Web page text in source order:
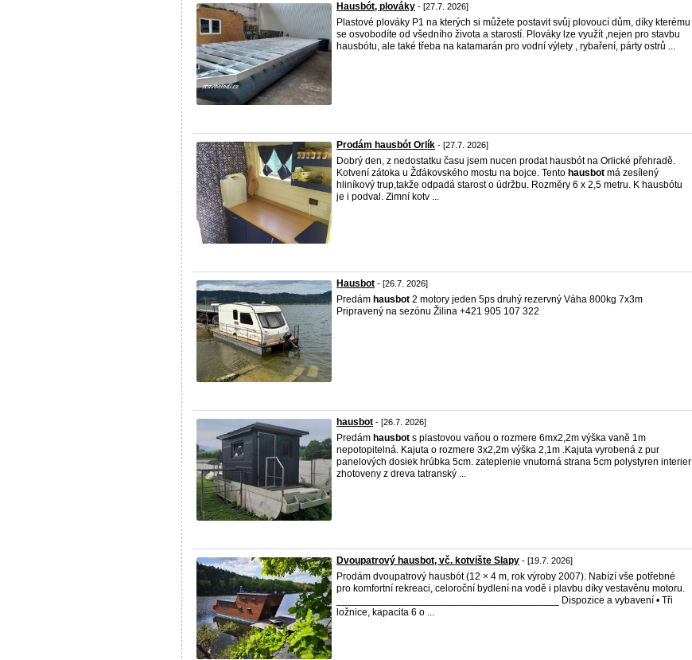
Hausbót, plováky - [27.7. 2026]
Plastové plováky P1 na kterých si můžete postavit svůj plovoucí dům, díky kterému
se osvobodíte od všedního života a starostí. Plováky lze využít ,nejen pro stavbu
hausbótu, ale také třeba na katamarán pro vodní výlety , rybaření, párty ostrů ...
Prodám hausbót Orlík - [27.7. 2026]
Dobrý den, z nedostatku času jsem nucen prodat hausbót na Orlické přehradě.
Kotvení zátoka u Žďákovského mostu na bojce. Tento hausbot má zesílený
hliníkový trup,takže odpadá starost o údržbu. Rozměry 6 x 2,5 metru. K hausbótu
je i podval. Zimní kotv ...
Hausbot - [26.7. 2026]
Predám hausbot 2 motory jeden 5ps druhý rezervný Váha 800kg 7x3m
Pripravený na sezónu Žilina +421 905 107 322
hausbot - [26.7. 2026]
Predám hausbot s plastovou vaňou o rozmere 6mx2,2m výška vaně 1m
nepotopitelná. Kajuta o rozmere 3x2,2m výška 2,1m .Kajuta vyrobená z pur
panelových dosiek hrúbka 5cm. zateplenie vnutorná strana 5cm polystyren interier
zhotoveny z dreva tatranský ...
Dvoupatrový hausbot, vč. kotvište Slapy - [19.7. 2026]
Prodám dvoupatrový hausbót (12 × 4 m, rok výroby 2007). Nabízí vše potřebné
pro komfortní rekreaci, celoroční bydlení na vodě i plavbu díky vestavěnu motoru.
________________________________________ Dispozice a vybavení • Tři
ložnice, kapacita 6 o ...